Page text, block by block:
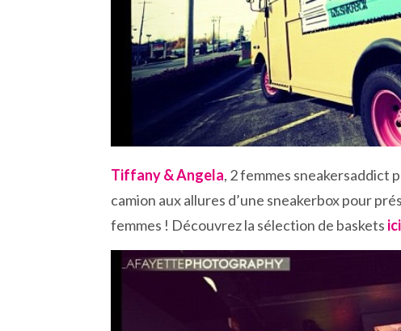
Tiffany & Angela, 2 femmes sneakersaddict
camion aux allures d’une sneakerbox pour
femmes ! Découvrez la sélection de baskets ici